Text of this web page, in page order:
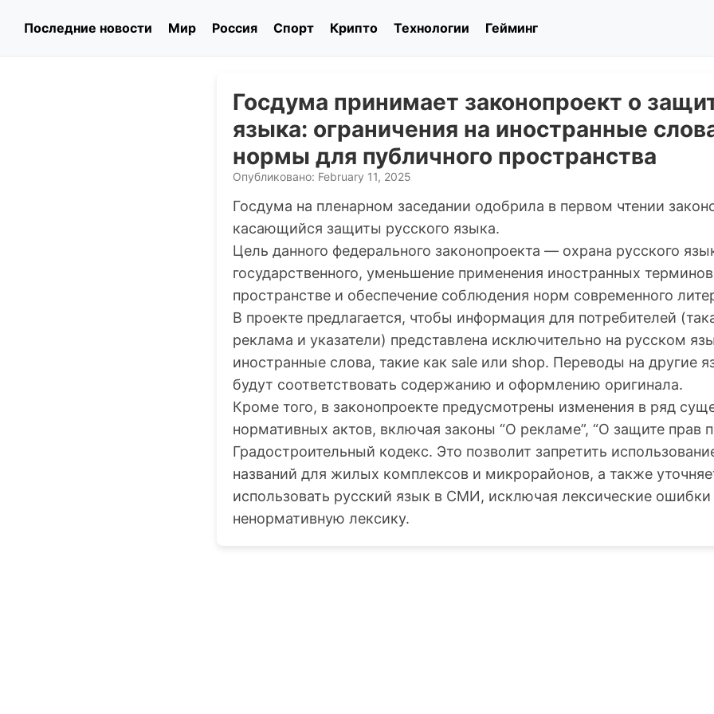
Последние новости Мир Россия Спорт Крипто Технологии Гейминг
Госдума принимает законопроект о
языка: ограничения на иностранные
нормы для публичного пространства
Опубликовано: February 11, 2025
Госдума на пленарном заседании одобрила в первом чтении
касающийся защиты русского языка.
Цель данного федерального законопроекта — охрана русского
государственного, уменьшение применения иностранных
пространстве и обеспечение соблюдения норм современного
В проекте предлагается, чтобы информация для потребителей
реклама и указатели) представлена исключительно на русском
иностранные слова, такие как sale или shop. Переводы на другие
будут соответствовать содержанию и оформлению оригинала.
Кроме того, в законопроекте предусмотрены изменения в ряд
нормативных актов, включая законы “О рекламе”, “О защите прав
Градостроительный кодекс. Это позволит запретить
названий для жилых комплексов и микрорайонов, а также
использовать русский язык в СМИ, исключая лексические ошибки
ненормативную лексику.